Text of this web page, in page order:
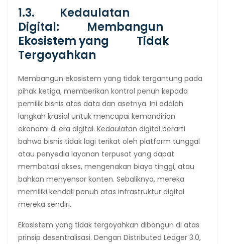
1.3. Kedaulatan
Digital: Membangun
Ekosistem yang Tidak
Tergoyahkan
Membangun ekosistem yang tidak tergantung pada
pihak ketiga, memberikan kontrol penuh kepada
pemilik bisnis atas data dan asetnya. Ini adalah
langkah krusial untuk mencapai kemandirian
ekonomi di era digital. Kedaulatan digital berarti
bahwa bisnis tidak lagi terikat oleh platform tunggal
atau penyedia layanan terpusat yang dapat
membatasi akses, mengenakan biaya tinggi, atau
bahkan menyensor konten. Sebaliknya, mereka
memiliki kendali penuh atas infrastruktur digital
mereka sendiri.
Ekosistem yang tidak tergoyahkan dibangun di atas
prinsip desentralisasi. Dengan Distributed Ledger 3.0,